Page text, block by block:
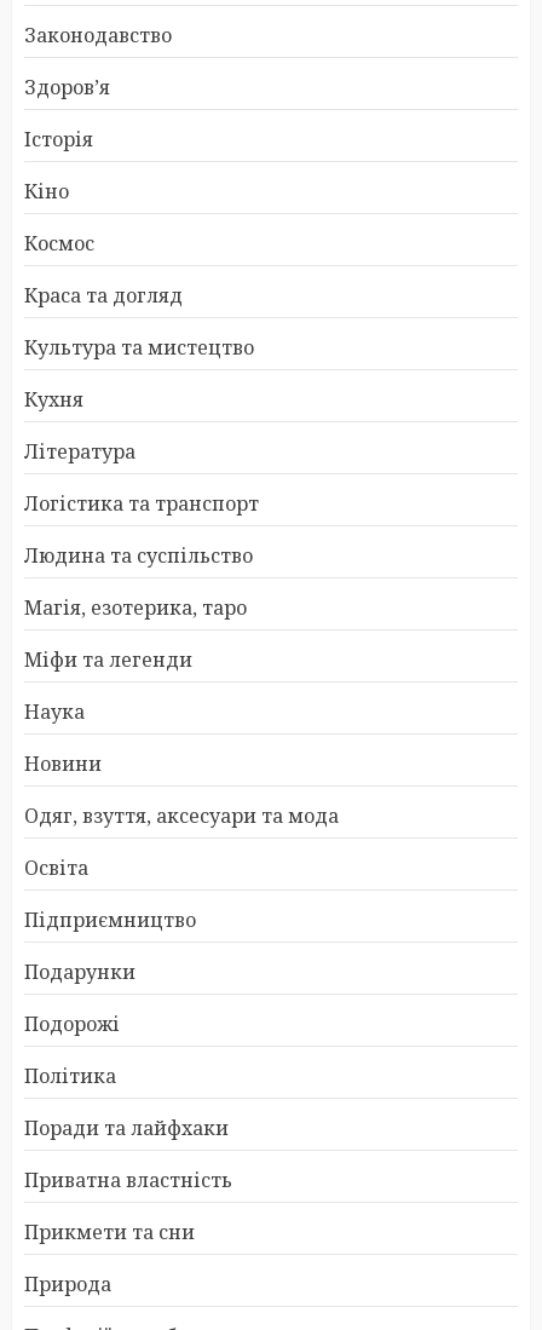
Законодавство
Здоров’я
Історія
Кіно
Космос
Краса та догляд
Культура та мистецтво
Кухня
Література
Логістика та транспорт
Людина та суспільство
Магія, езотерика, таро
Міфи та легенди
Наука
Новини
Одяг, взуття, аксесуари та мода
Освіта
Підприємництво
Подарунки
Подорожі
Політика
Поради та лайфхаки
Приватна властність
Прикмети та сни
Природа